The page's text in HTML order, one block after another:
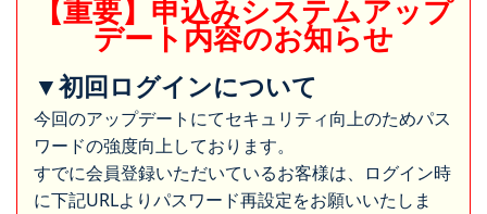
【重要】申込みシステムアップ
デート内容のお知らせ
▼初回ログインについて
今回のアップデートにてセキュリティ向上のためパス
ワードの強度向上しております。
すでに会員登録いただいているお客様は、ログイン時
に下記URLよりパスワード再設定をお願いいたしま